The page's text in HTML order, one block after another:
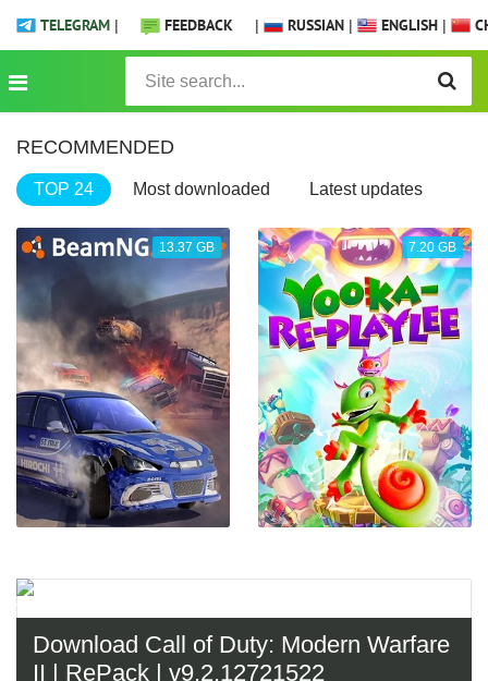
TELEGRAM | FEEDBACK | RUSSIAN | ENGLISH |
RECOMMENDED
TOP 24 Most downloaded Latest updates
13.37 GB 7.20 GB
Download Call of Duty: Modern Warfare
II | RePack | v9.2.12721522